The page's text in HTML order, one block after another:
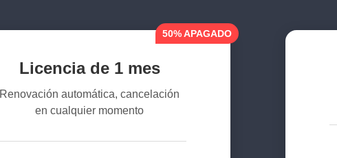
50% APAGADO
Licencia de 1 mes
Renovación automática, cancelación
en cualquier momento